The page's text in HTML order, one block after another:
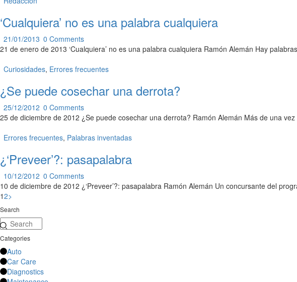
‘Cualquiera’ no es una palabra cualquiera
21/01/2013 0 Comments
21 de enero de 2013 ‘Cualquiera’ no es una palabra cualquiera Ramón Alemán Hay
Curiosidades, Errores frecuentes
¿Se puede cosechar una derrota?
25/12/2012 0 Comments
25 de diciembre de 2012 ¿Se puede cosechar una derrota? Ramón Alemán Más de una
Errores frecuentes, Palabras inventadas
¿‘Preveer’?: pasapalabra
10/12/2012 0 Comments
10 de diciembre de 2012 ¿‘Preveer’?: pasapalabra Ramón Alemán Un concursante del
Paginación
de
entradas
Page
1Page
2>
Search
Search
Categories
Auto
Car Care
Diagnostics